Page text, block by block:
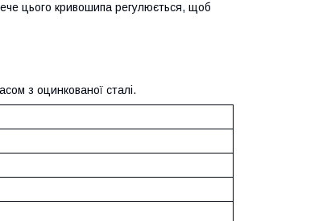
цього кривошипа регулюється, щоб
з оцинкованої сталі.